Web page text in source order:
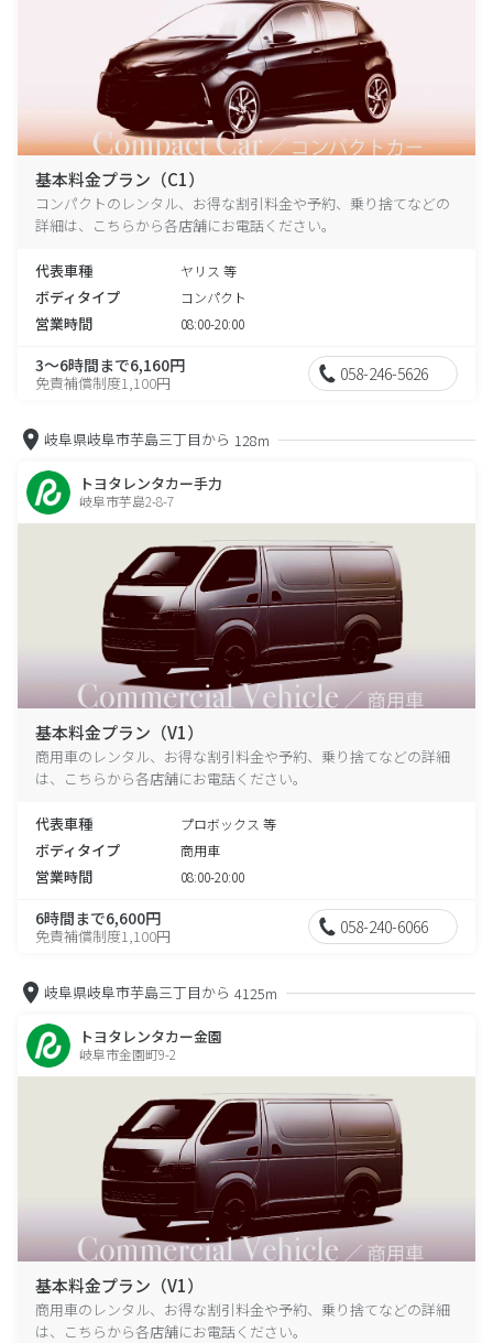
基本料金プラン（C1）
コンパクトのレンタル、お得な割引料金や予約、乗り捨てなどの
詳細は、こちらから各店舗にお電話ください。
代表車種 ヤリス 等
ボディタイプ コンパクト
営業時間 08:00-20:00
3～6時間まで6,160円
免責補償制度1,100円 058-246-5626
岐阜県岐阜市芋島三丁目から 128m
トヨタレンタカー手力
岐阜市芋島2-8-7
基本料金プラン（V1）
商用車のレンタル、お得な割引料金や予約、乗り捨てなどの詳細
は、こちらから各店舗にお電話ください。
代表車種 プロボックス 等
ボディタイプ 商用車
営業時間 08:00-20:00
6時間まで6,600円
免責補償制度1,100円 058-240-6066
岐阜県岐阜市芋島三丁目から 4125m
トヨタレンタカー金園
岐阜市金園町9-2
基本料金プラン（V1）
商用車のレンタル、お得な割引料金や予約、乗り捨てなどの詳細
は、こちらから各店舗にお電話ください。